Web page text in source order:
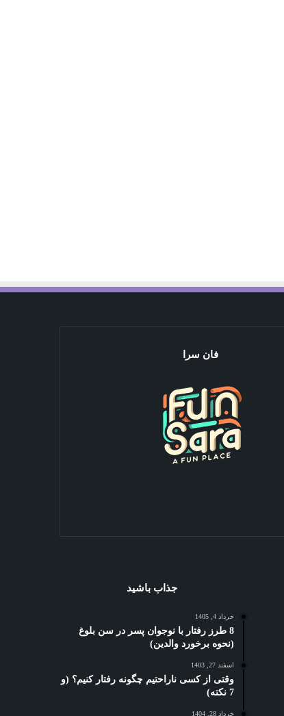
فان سرا
جذاب باشید
خرداد 4, 1405
8 طرز رفتار با نوجوان پسر در سن بلوغ
(نحوه برخورد والدین)
اسفند 27, 1403
وقتی از کسی ناراحتیم چگونه رفتار کنیم؟ (و
7 نکته)
خرداد 28, 1404